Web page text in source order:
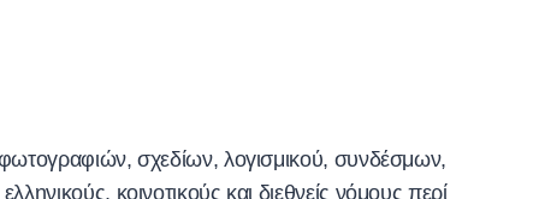
σχεδίων, λογισμικού, συνδέσμων,
κοινοτικούς και διεθνείς νόμους περί